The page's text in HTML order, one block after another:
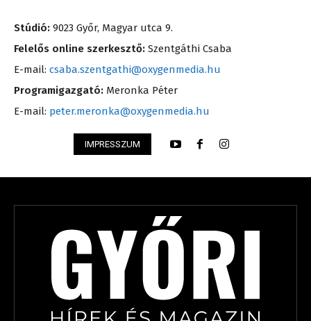
Stúdió: 9023 Győr, Magyar utca 9.
Felelős online szerkesztő: Szentgáthi Csaba
E-mail: csaba.szentgathi@oxygenmedia.hu
Programigazgató: Meronka Péter
E-mail: peter.meronka@oxygenmedia.hu
IMPRESSZUM